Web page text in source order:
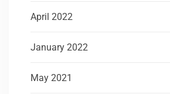
April 2022
January 2022
May 2021